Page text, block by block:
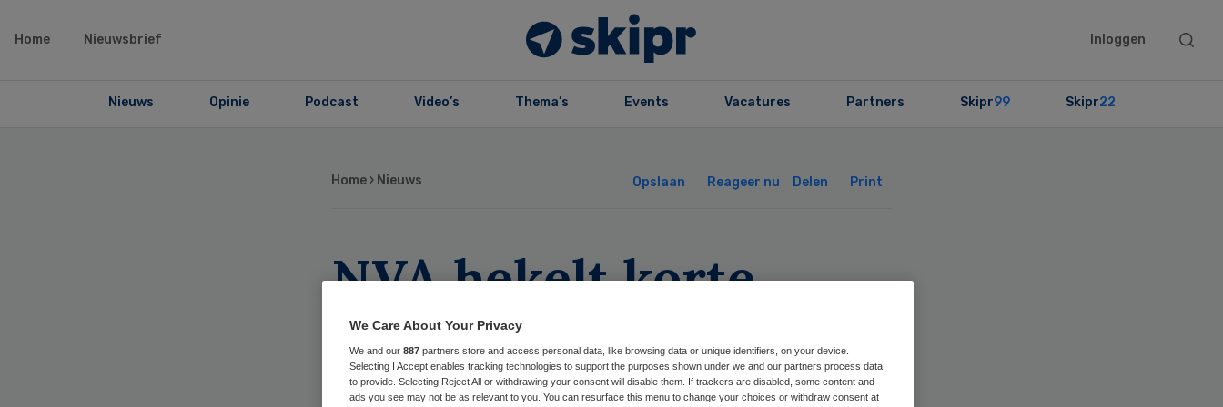
Home Nieuwsbrief Inloggen
Search
Nieuws Opinie Podcast Video’s Thema’s Events Vacatures Partners Skipr99 Skipr22
Home › Nieuws Opslaan Reageer nu Delen Print
NVA hekelt korte
opleiding
anesthesiemedewerker
We Care About Your Privacy
We and our 887 partners store and access personal data, like browsing data or unique identifiers, on your device.
Selecting I Accept enables tracking technologies to support the purposes shown under we and our partners process data
to provide. Selecting Reject All or withdrawing your consent will disable them. If trackers are disabled, some content and
ads you see may not be as relevant to you. You can resurface this menu to change your choices or withdraw consent at